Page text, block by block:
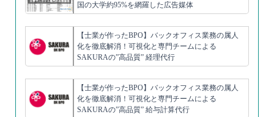
国の大学約95%を網羅した広告媒体
【士業が作ったBPO】バックオフィス業務の属人
化を徹底解消！可視化と専門チームによる
SAKURAの”高品質” 経理代行
【士業が作ったBPO】バックオフィス業務の属人
化を徹底解消！可視化と専門チームによる
SAKURAの”高品質” 給与計算代行